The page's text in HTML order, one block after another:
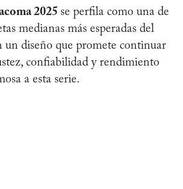
2025 se perfila como una de
medianas más esperadas del
un diseño que promete continuar
confiabilidad y rendimiento
a esta serie.